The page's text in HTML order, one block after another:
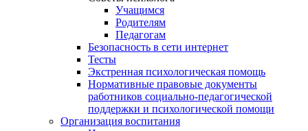
Учащимся
Родителям
Педагогам
Безопасность в сети интернет
Тесты
Экстренная психологическая помощь
Нормативные правовые документы
работников социально-педагогической
поддержки и психологической помощи
Организация воспитания